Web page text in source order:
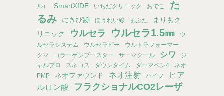
ル）
SmartXIDE いちだクリニック おでこ
た
るみ
にきび跡 ほうれい線 まぶた
まりもク
リニック
ウルセラ ウルセラ1.5㎜
ウ
ルセラシステム
ウルセラピー
ウルトラフォーマー
クマ
コラーゲンブースター サーマクール シワ
ジ
ャルプロ
スネコス ダウンタイム ダーマペン4
ネオ
PMP
ネオファウンド ネオ注射 ハイフ
ヒア
ルロン酸
フラクショナルCO2レーザ